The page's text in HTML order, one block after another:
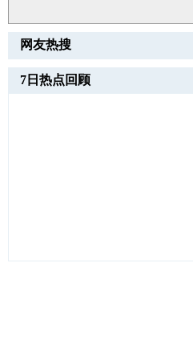
网友热搜
7日热点回顾